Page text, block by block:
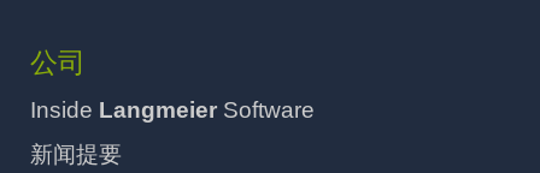
公司
Inside Langmeier Software
新闻提要